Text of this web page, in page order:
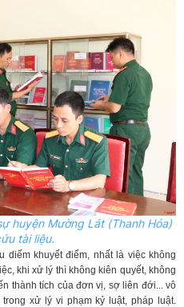
huyện Mường Lát (Thanh Hóa)
tài liệu.
diếm khuyết điểm, nhất là việc không
khi xử lý thì không kiên quyết, không
thành tích của đơn vị, sợ liên đới... vô
xử lý vi phạm kỷ luật, pháp luật.